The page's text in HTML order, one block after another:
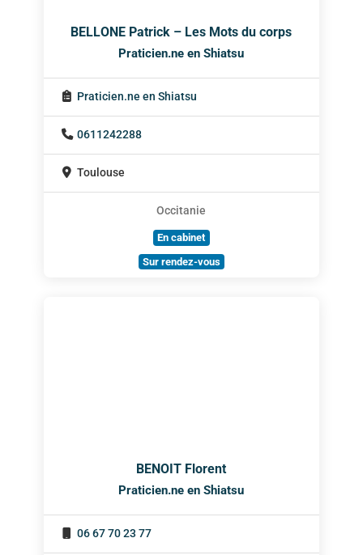
BELLONE Patrick – Les Mots du corps
Praticien.ne en Shiatsu
Praticien.ne en Shiatsu
0611242288
Toulouse
Occitanie
En cabinet
Sur rendez-vous
BENOIT Florent
Praticien.ne en Shiatsu
06 67 70 23 77